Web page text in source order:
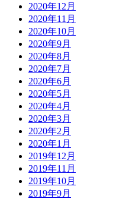
2020年12月
2020年11月
2020年10月
2020年9月
2020年8月
2020年7月
2020年6月
2020年5月
2020年4月
2020年3月
2020年2月
2020年1月
2019年12月
2019年11月
2019年10月
2019年9月